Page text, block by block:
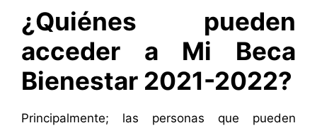
¿Quiénes pueden
acceder a Mi Beca
Bienestar 2021-2022?
Principalmente; las personas que pueden